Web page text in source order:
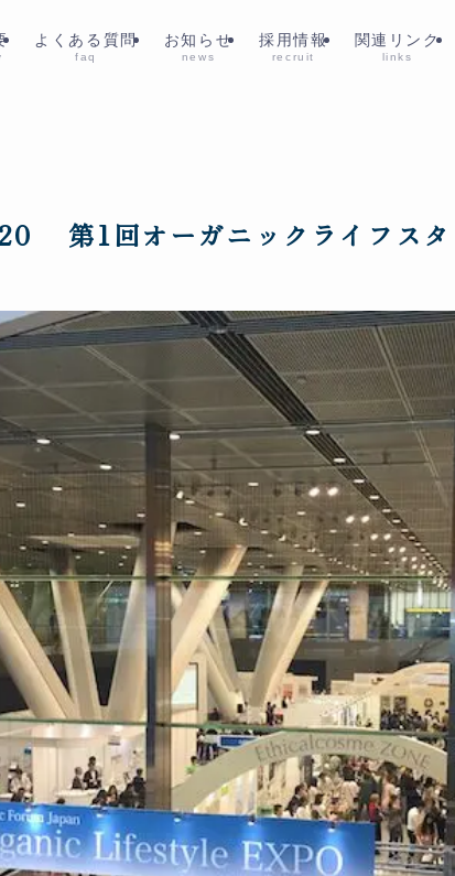
よくある質問
faq
お知らせ
news
採用情報
recruit
関連リンク
links
第1回オーガニックライフスタ